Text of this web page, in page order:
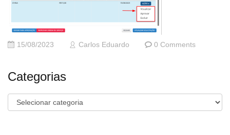
15/08/2023 Carlos Eduardo 0 Comments
Categorias
Categorias